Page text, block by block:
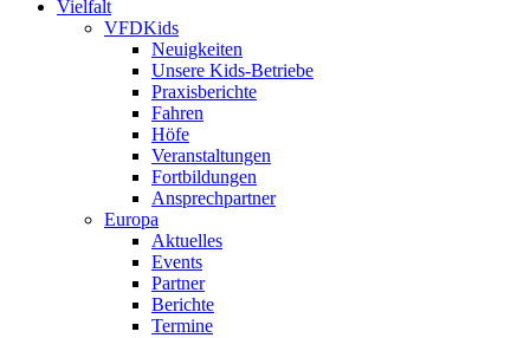
Vielfalt
VFDKids
Neuigkeiten
Unsere Kids-Betriebe
Praxisberichte
Fahren
Höfe
Veranstaltungen
Fortbildungen
Ansprechpartner
Europa
Aktuelles
Events
Partner
Berichte
Termine